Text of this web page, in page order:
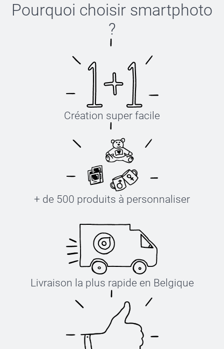
Pourquoi choisir smartphoto
?
Création super facile
+ de 500 produits à personnaliser
Livraison la plus rapide en Belgique